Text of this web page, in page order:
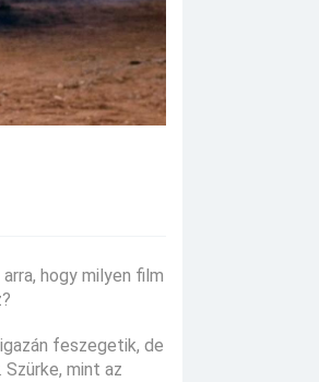
hogy milyen film
feszegetik, de
mint az